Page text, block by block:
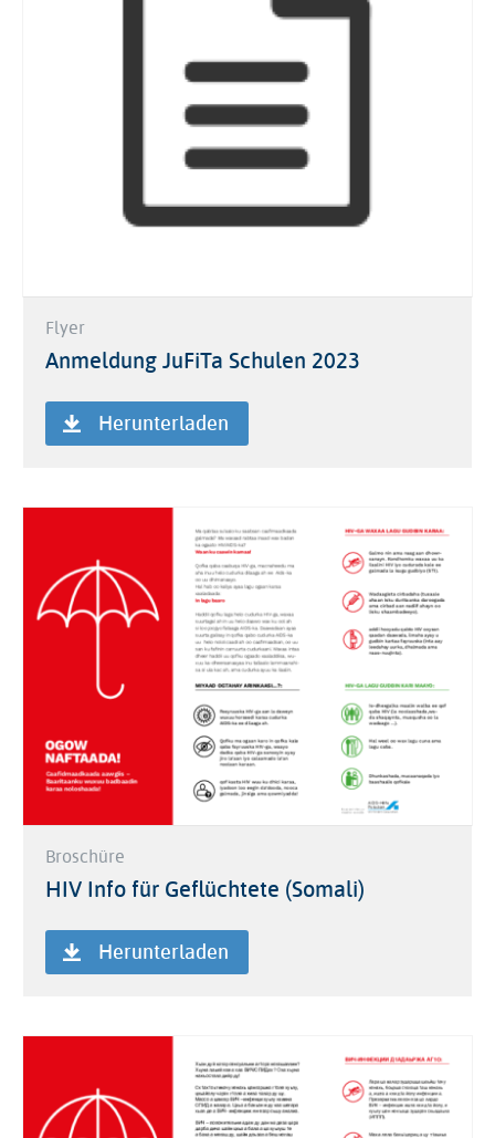
Flyer
Anmeldung JuFiTa Schulen 2023
Herunterladen
Broschüre
HIV Info für Geflüchtete (Somali)
Herunterladen